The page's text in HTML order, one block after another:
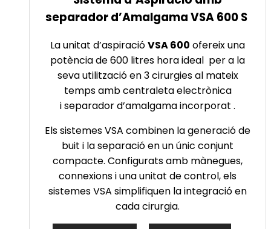
separador d’Amalgama VSA 600 S
La unitat d’aspiracióVSA 600 ofereix una
potència de 600 litres hora ideal per a la
seva utilització en 3 cirurgies al mateix
temps amb centraleta electrònica
i separador d’amalgama incorporat .
Els sistemes VSA combinen la generació de
buit i la separació en un únic conjunt
compacte. Configurats amb mànegues,
connexions i una unitat de control, els
sistemes VSA simplifiquen la integració en
cada cirurgia.